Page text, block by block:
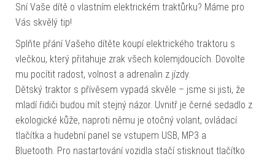
Sní Vaše dítě o vlastním elektrickém traktůrku? Máme pro
Vás skvělý tip!
Splňte přání Vašeho dítěte koupí elektrického traktoru s
vlečkou, který přitahuje zrak všech kolemjdoucích. Dovolte
mu pocítit radost, volnost a adrenalin z jízdy.
Dětský traktor s přívěsem vypadá skvěle – jsme si jisti, že
mladí řidiči budou mít stejný názor. Uvnitř je černé sedadlo z
ekologické kůže, naproti němu je otočný volant, ovládací
tlačítka a hudební panel se vstupem USB, MP3 a
Bluetooth. Pro nastartování vozidla stačí stisknout tlačítko